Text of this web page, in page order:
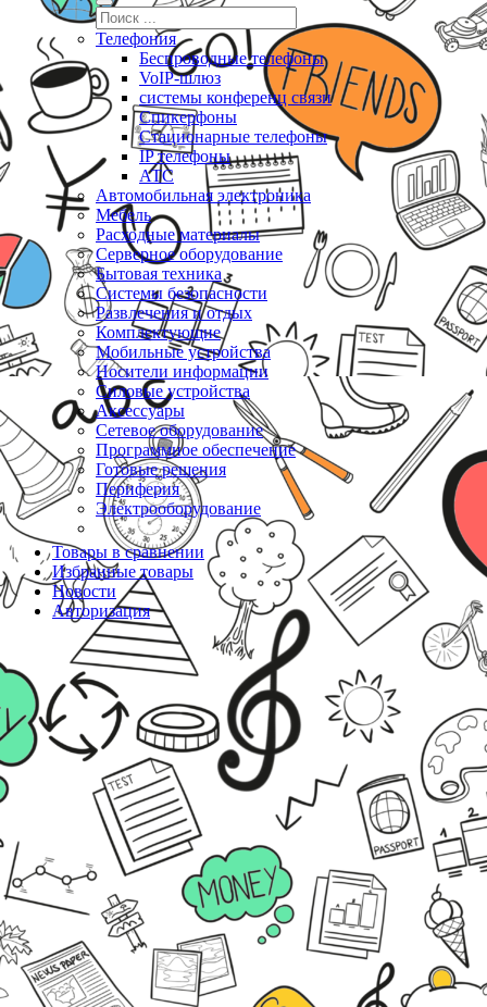
Телефония
Беспроводные телефоны
VoIP-шлюз
системы конференц связи
Спикерфоны
Стационарные телефоны
IP телефоны
АТС
Автомобильная электроника
Мебель
Расходные материалы
Серверное оборудование
Бытовая техника
Системы безопасности
Развлечения и отдых
Комплектующие
Мобильные устройства
Носители информации
Силовые устройства
Аксессуары
Сетевое оборудование
Программное обеспечение
Готовые решения
Периферия
Электрооборудование
Товары в сравнении
Избранные товары
Новости
Авторизация